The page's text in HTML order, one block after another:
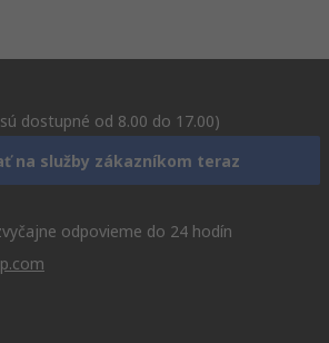
dostupné od 8.00 do 17.00)
na služby zákazníkom teraz
odpovieme do 24 hodín